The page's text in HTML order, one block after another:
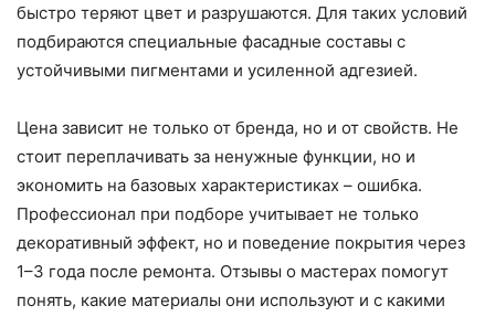
быстро теряют цвет и разрушаются. Для таких условий
подбираются специальные фасадные составы с
устойчивыми пигментами и усиленной адгезией.
Цена зависит не только от бренда, но и от свойств. Не
стоит переплачивать за ненужные функции, но и
экономить на базовых характеристиках – ошибка.
Профессионал при подборе учитывает не только
декоративный эффект, но и поведение покрытия через
1–3 года после ремонта. Отзывы о мастерах помогут
понять, какие материалы они используют и с какими